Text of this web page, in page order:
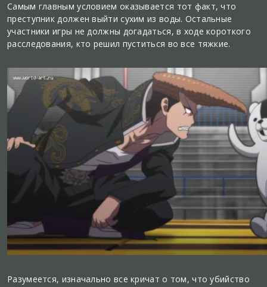
Самым главным условием оказывается тот факт, что
преступник должен выйти сухим из воды. Остальные
участники игры не должны догадаться, в ходе короткого
расследования, кто решил пуститься во все тяжкие.
Разумеется, изначально все кричат о том, что убийство